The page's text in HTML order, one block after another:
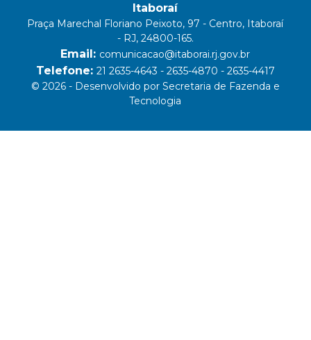
Itaboraí
Praça Marechal Floriano Peixoto, 97 - Centro, Itaboraí
- RJ, 24800-165.
Email: comunicacao@itaborai.rj.gov.br
Telefone: 21 2635-4643 - 2635-4870 - 2635-4417
© 2026 - Desenvolvido por Secretaria de Fazenda e
Tecnologia